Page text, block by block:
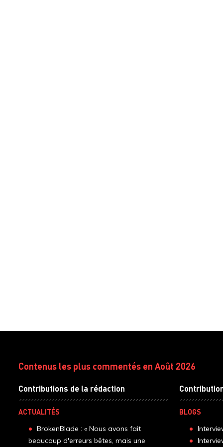
Contenus les plus commentés en Août 2026
Contributions de la rédaction
ACTUALITÉS
BrokenBlade : « Nous avons fait
beaucoup d'erreurs bêtes, mais une
BLOGS